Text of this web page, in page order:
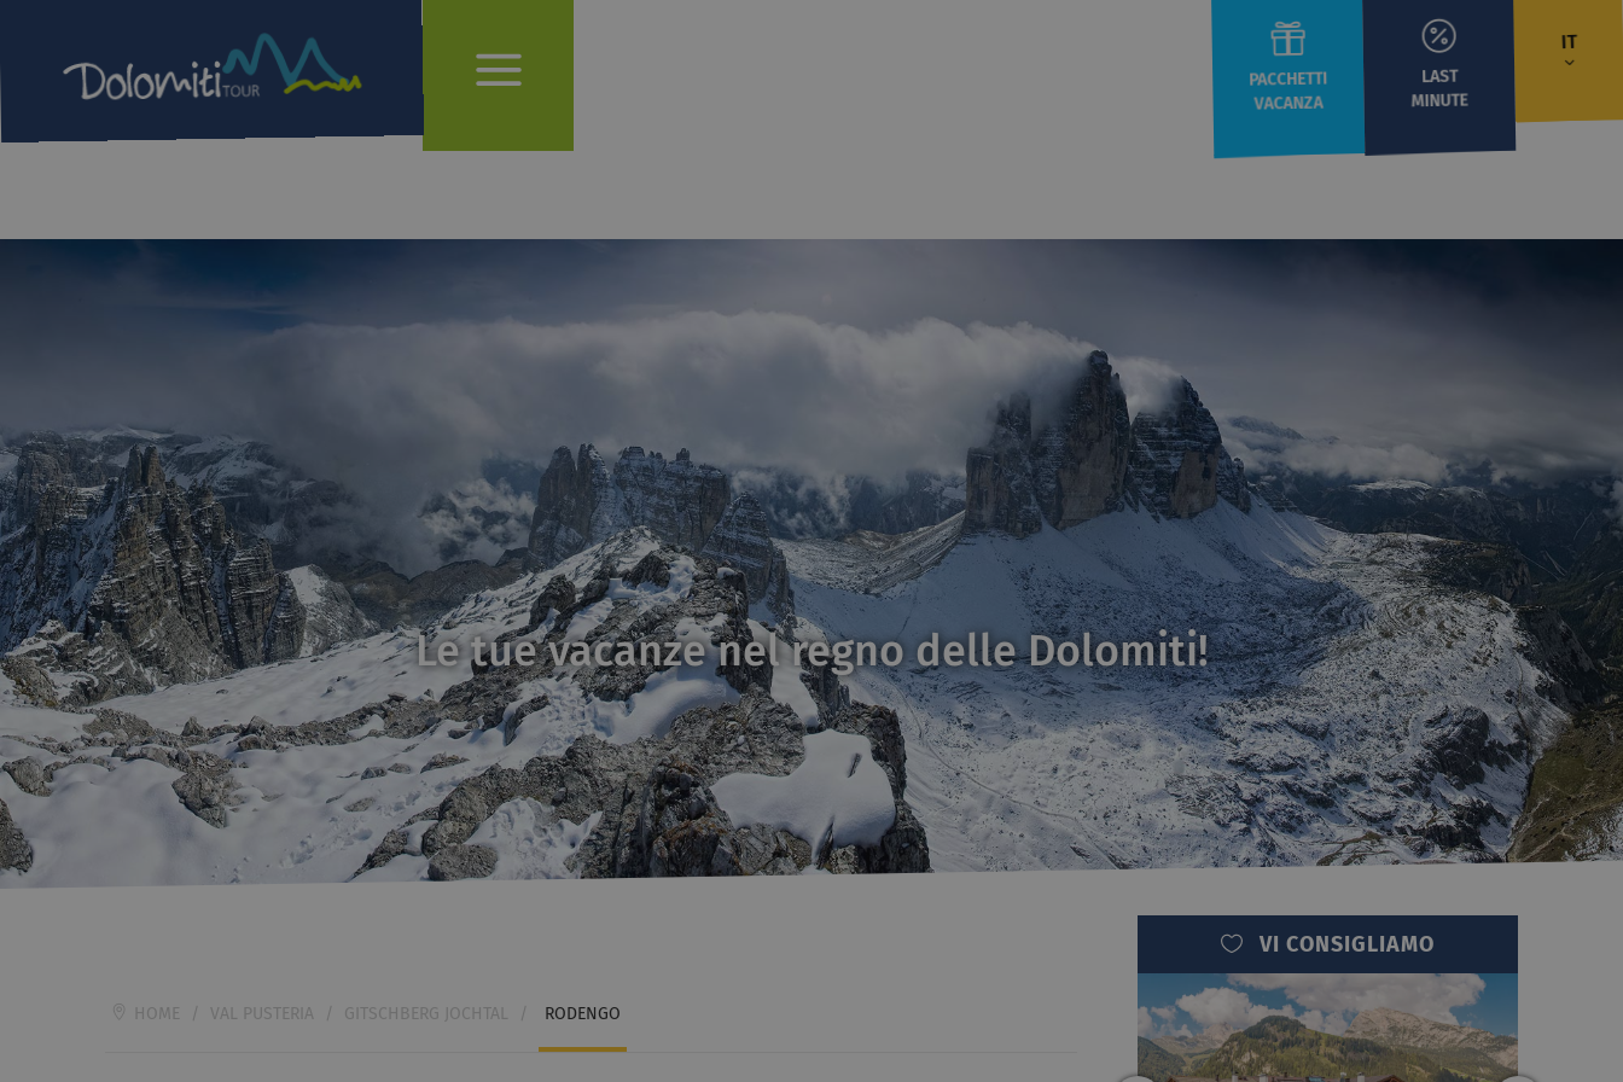
IT
PACCHETTI
VACANZA
LAST
MINUTE
Le tue vacanze nel regno delle Dolomiti!
VI CONSIGLIAMO
HOME / VAL PUSTERIA / GITSCHBERG JOCHTAL / RODENGO